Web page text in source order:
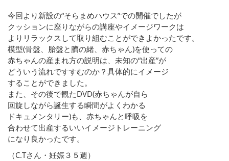
今回より新設の“そらまめハウス”での開催でしたが
クッションに座りながらの講座やイメージワークは
よりリラックスして取り組むことができよかったです。
模型(骨盤、胎盤と臍の緒、赤ちゃん)を使っての
赤ちゃんの産まれ方の説明は、未知の“出産”が
どういう流れですすむのか？具体的にイメージ
することができました。
また、その後で観たDVD(赤ちゃんが自ら
回旋しながら誕生する瞬間がよくわかる
ドキュメンタリー)も、赤ちゃんと呼吸を
合わせて出産するいいイメージトレーニング
になり良かったです。
（C.Tさん・妊娠３５週）